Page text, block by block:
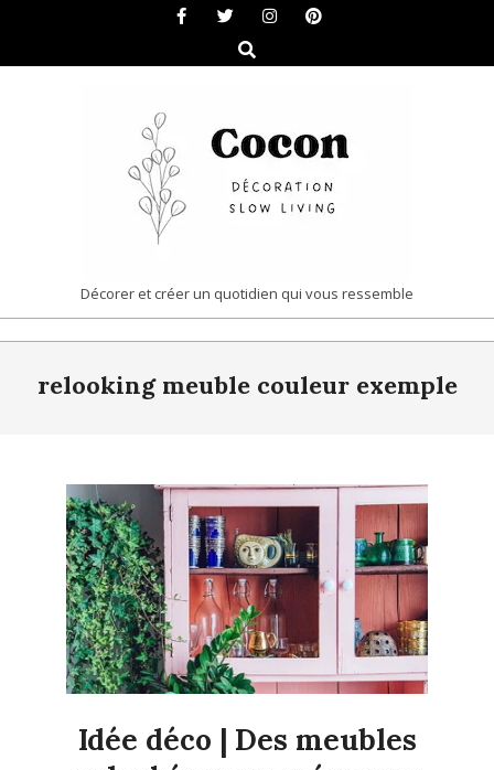
content
Search
COCON
|
DÉCORATION
LIVING
Décorer et créer un quotidien qui vous ressemble
Navigationrelooking meuble couleur exemple
Idée déco | Des meubles